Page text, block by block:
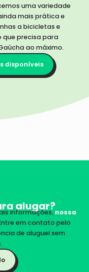
uma variedade
mais prática e
a bicicletas e
que precisa para
ao máximo.
disponíveis
alugar?
informações, nossa
em contato pelo
de aluguel sem